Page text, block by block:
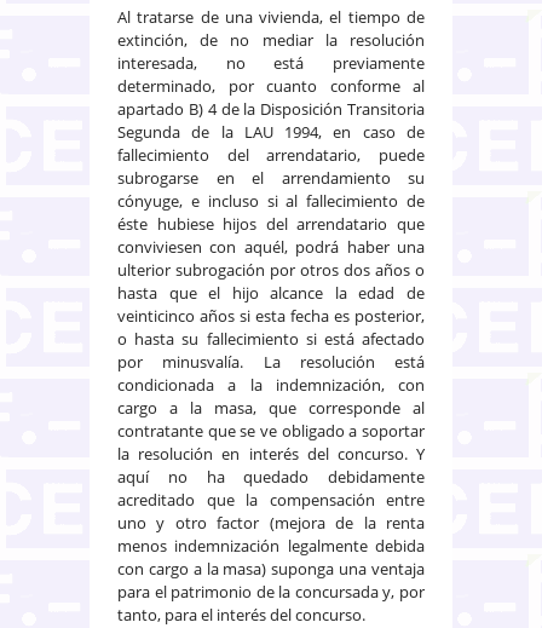
Al tratarse de una vivienda, el tiempo de
extinción, de no mediar la resolución
interesada, no está previamente
determinado, por cuanto conforme al
apartado B) 4 de la Disposición Transitoria
Segunda de la LAU 1994, en caso de
fallecimiento del arrendatario, puede
subrogarse en el arrendamiento su
cónyuge, e incluso si al fallecimiento de
éste hubiese hijos del arrendatario que
conviviesen con aquél, podrá haber una
ulterior subrogación por otros dos años o
hasta que el hijo alcance la edad de
veinticinco años si esta fecha es posterior,
o hasta su fallecimiento si está afectado
por minusvalía. La resolución está
condicionada a la indemnización, con
cargo a la masa, que corresponde al
contratante que se ve obligado a soportar
la resolución en interés del concurso. Y
aquí no ha quedado debidamente
acreditado que la compensación entre
uno y otro factor (mejora de la renta
menos indemnización legalmente debida
con cargo a la masa) suponga una ventaja
para el patrimonio de la concursada y, por
tanto, para el interés del concurso.